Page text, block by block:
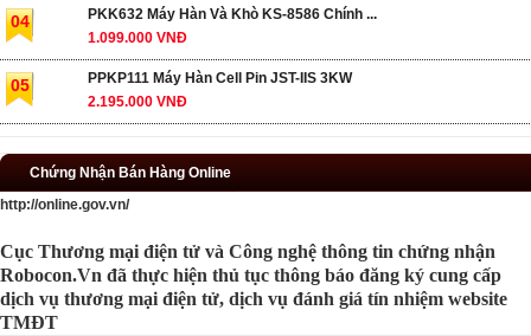
04
PKK632 Máy Hàn Và Khò KS-8586 Chính ...
1.099.000 VNĐ
05
PPKP111 Máy Hàn Cell Pin JST-IIS 3KW
2.195.000 VNĐ
Chứng Nhận Bán Hàng Online
http://online.gov.vn/
Cục Thương mại điện tử và Công nghệ thông tin chứng nhận
Robocon.Vn đã thực hiện thủ tục thông báo đăng ký cung cấp
dịch vụ thương mại điện tử, dịch vụ đánh giá tín nhiệm website
TMĐT